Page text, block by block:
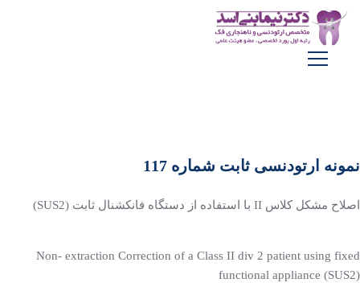
نمونه ارتودنسی ثابت شماره 117
اصلاح مشکل کلاس II با استفاده از دستگاه فانکشنال ثابت (SUS2)
Non- extraction Correction of a Class II div 2 patient using fixed
functional appliance (SUS2)